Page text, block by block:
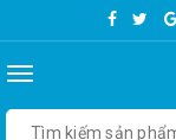
Toggle